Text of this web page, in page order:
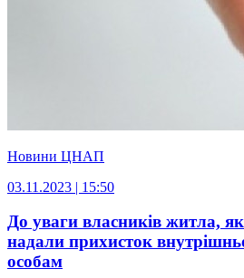
Новини ЦНАП
03.11.2023 | 15:50
До уваги власників житла,
надали прихисток
особам